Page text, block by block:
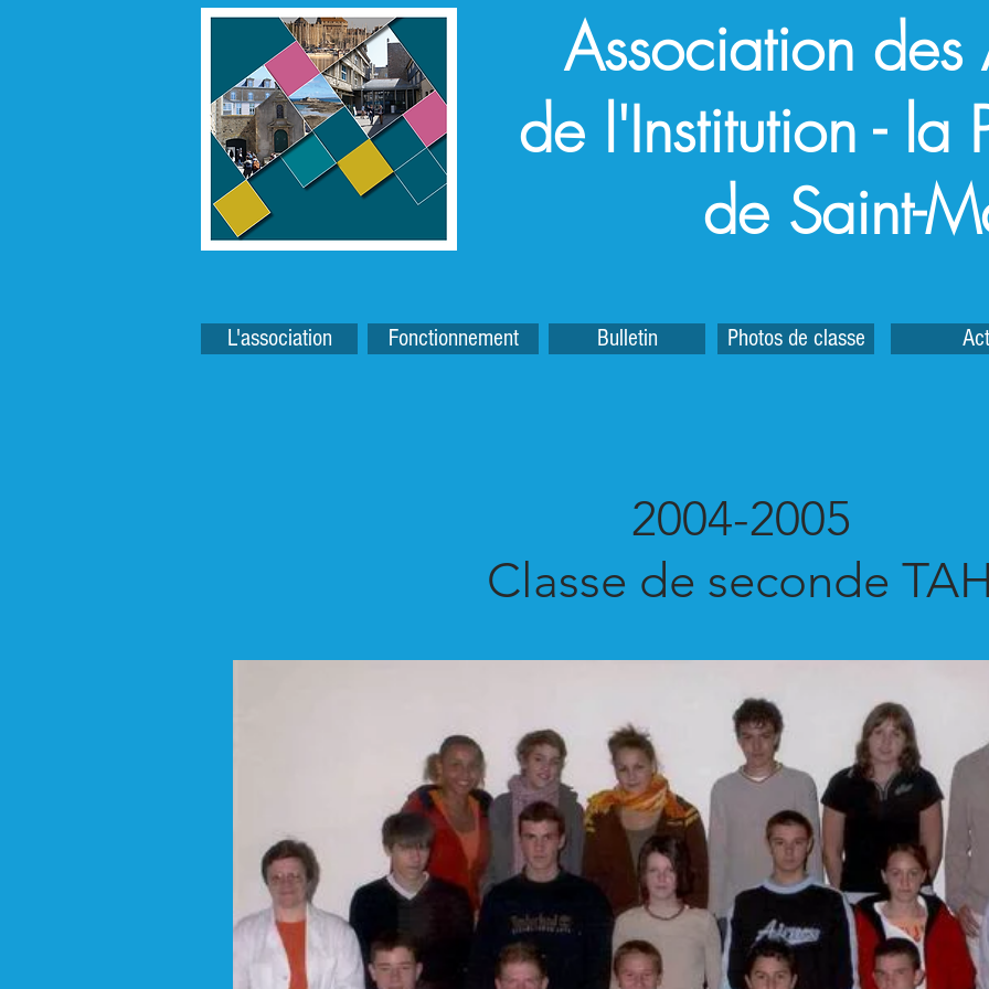
Association
de l'Institution - la
de Saint-
L'association Fonctionnement Bulletin Photos de classe
2004-2005
Classe de seconde